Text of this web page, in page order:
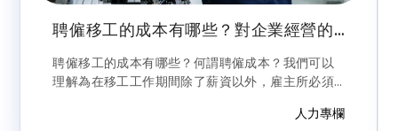
聘僱移工的成本有哪些？對企業經營的
聘僱移工的成本有哪些？何謂聘僱成本？我們可以
理解為在移工工作期間除了薪資以外，雇主所必須
法令規範外（我們可以稱之為法規成本），尚包括
人力專欄